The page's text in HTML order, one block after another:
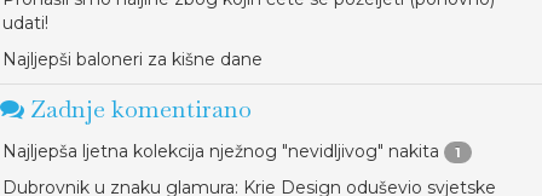
udati!
Najljepši baloneri za kišne dane
Zadnje komentirano
Najljepša ljetna kolekcija nježnog "nevidljivog" nakita 1
Dubrovnik u znaku glamura: Krie Design oduševio svjetske